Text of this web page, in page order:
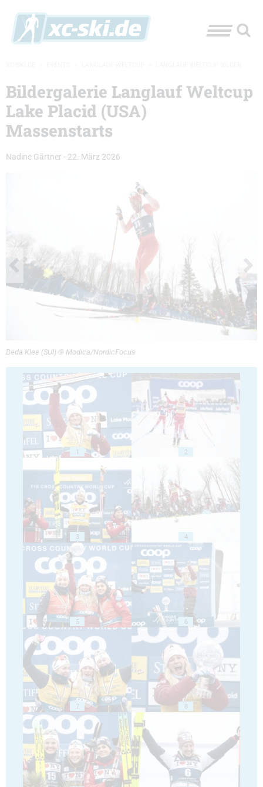
Bildergalerie Langlauf Weltcup
Lake Placid (USA)
Massenstarts
Nadine Gärtner - 22. März 2026
Beda Klee (SUI) © Modica/NordicFocus
1 2
3 4
5 6
7 8